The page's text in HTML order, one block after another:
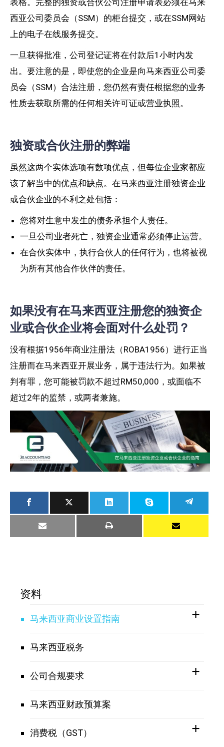
表格。完整的独资或合伙公司注册申请表必须在马来
西亚公司委员会（SSM）的柜台提交，或在SSM网站
上的电子在线服务提交。
一旦获得批准，公司登记证将在付款后1小时内发
出。要注意的是，即使您的企业是向马来西亚公司委
员会（SSM）合法注册，您仍然有责任根据您的业务
性质去获取所需的任何相关许可证或营业执照。
独资或合伙注册的弊端
虽然这两个实体选项有数项优点，但每位企业家都应
该了解当中的优点和缺点。在马来西亚注册独资企业
或合伙企业的不利之处包括：
您将对生意中发生的债务承担个人责任。
一旦公司业者死亡，独资企业通常必须停止运营。
在合伙实体中，执行合伙人的任何行为，也将被视
为所有其他合作伙伴的责任。
如果没有在马来西亚注册您的独资企
业或合伙企业将会面对什么处罚？
没有根据1956年商业注册法（ROBA1956）进行正当
注册而在马来西亚开展业务，属于违法行为。如果被
判有罪，您可能被罚款不超过RM50,000，或面临不
超过2年的监禁，或两者兼施。
资料
马来西亚商业设置指南
马来西亚税务
公司合规要求
马来西亚财政预算案
消费税（GST）